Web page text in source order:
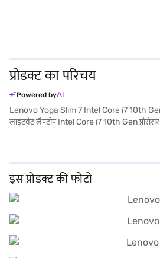
प्रोडक्ट का परिचय
Powered by
Lenovo Yoga Slim 7 Intel Core i7 10th Gen
लाइटवेट लैपटॉप Intel Core i7 10th Gen प्रोसेसर
प्रदान करता है. यह लैपटॉप प्रोफेशनल और छात्रों
इस प्रोडक्ट की फोटो